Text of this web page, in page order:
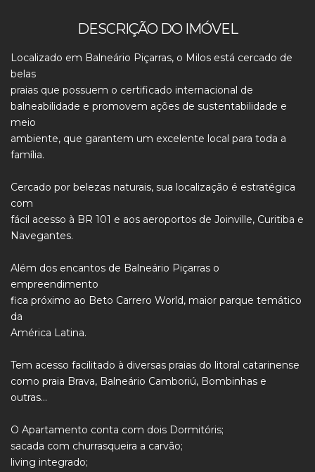
DESCRIÇÃO DO IMÓVEL
Localizado em Balneário Piçarras, o Milos está cercado de
belas
praias que possuem o certificado internacional de
balneabilidade e promovem ações de sustentabilidade e
meio
ambiente, que garantem um excelente local para toda a
família.
Cercado por belezas naturais, sua localização é estratégica
com
fácil acesso à BR 101 e aos aeroportos de Joinville, Curitiba e
Navegantes.
Além dos encantos de Balneário Piçarras o
empreendimento
fica próximo ao Beto Carrero World, maior parque temático
da
América Latina.
Tem acesso facilitado à diversas praias do litoral catarinense
como praia Brava, Balneário Camboriú, Bombinhas e
outras...
O Apartamento conta com dois Dormitóris;
sacada com churrasqueira a carvão;
living integrado;